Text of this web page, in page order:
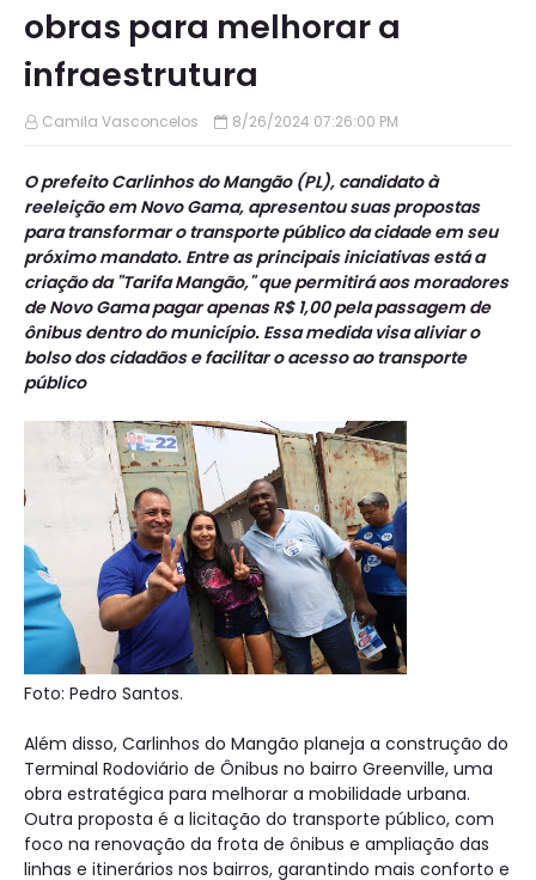
obras para melhorar a
infraestrutura
Camila Vasconcelos 8/26/2024 07:26:00 PM
O prefeito Carlinhos do Mangão (PL), candidato à
reeleição em Novo Gama, apresentou suas propostas
para transformar o transporte público da cidade em seu
próximo mandato. Entre as principais iniciativas está a
criação da "Tarifa Mangão," que permitirá aos moradores
de Novo Gama pagar apenas R$ 1,00 pela passagem de
ônibus dentro do município. Essa medida visa aliviar o
bolso dos cidadãos e facilitar o acesso ao transporte
público
Foto: Pedro Santos.
Além disso, Carlinhos do Mangão planeja a construção do
Terminal Rodoviário de Ônibus no bairro Greenville, uma
obra estratégica para melhorar a mobilidade urbana.
Outra proposta é a licitação do transporte público, com
foco na renovação da frota de ônibus e ampliação das
linhas e itinerários nos bairros, garantindo mais conforto e